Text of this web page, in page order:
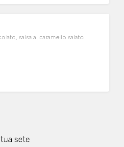
salsa al caramello salato
sete